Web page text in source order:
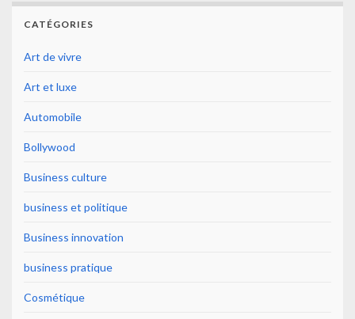
CATÉGORIES
Art de vivre
Art et luxe
Automobile
Bollywood
Business culture
business et politique
Business innovation
business pratique
Cosmétique